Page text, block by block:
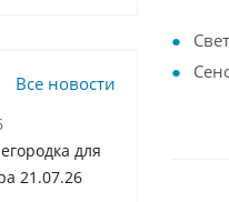
Все новости
для
21.07.26